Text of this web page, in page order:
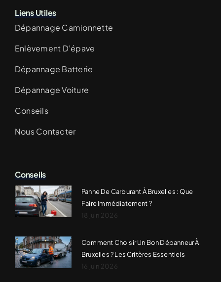
Liens Utiles
Dépannage Camionnette
Enlèvement D’épave
Dépannage Batterie
Dépannage Voiture
Conseils
Nous Contacter
Conseils
Panne De Carburant À Bruxelles : Que
Faire Immédiatement ?
18 juin 2026
Comment Choisir Un Bon Dépanneur À
Bruxelles ? Les Critères Essentiels
16 juin 2026